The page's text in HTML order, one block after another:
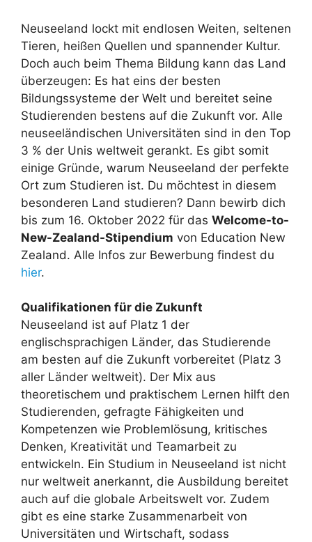
Neuseeland lockt mit endlosen Weiten, seltenen
Tieren, heißen Quellen und spannender Kultur.
Doch auch beim Thema Bildung kann das Land
überzeugen: Es hat eins der besten
Bildungssysteme der Welt und bereitet seine
Studierenden bestens auf die Zukunft vor. Alle
neuseeländischen Universitäten sind in den Top
3 % der Unis weltweit gerankt. Es gibt somit
einige Gründe, warum Neuseeland der perfekte
Ort zum Studieren ist. Du möchtest in diesem
besonderen Land studieren? Dann bewirb dich
bis zum 16. Oktober 2022 für das Welcome-to-
New-Zealand-Stipendium von Education New
Zealand. Alle Infos zur Bewerbung findest du
hier.
Qualifikationen für die Zukunft
Neuseeland ist auf Platz 1 der
englischsprachigen Länder, das Studierende
am besten auf die Zukunft vorbereitet (Platz 3
aller Länder weltweit). Der Mix aus
theoretischem und praktischem Lernen hilft den
Studierenden, gefragte Fähigkeiten und
Kompetenzen wie Problemlösung, kritisches
Denken, Kreativität und Teamarbeit zu
entwickeln. Ein Studium in Neuseeland ist nicht
nur weltweit anerkannt, die Ausbildung bereitet
auch auf die globale Arbeitswelt vor. Zudem
gibt es eine starke Zusammenarbeit von
Universitäten und Wirtschaft, sodass